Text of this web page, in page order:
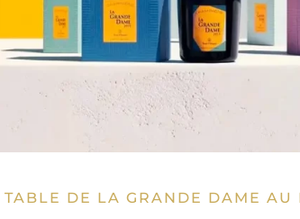
TABLE DE LA GRANDE DAME AU